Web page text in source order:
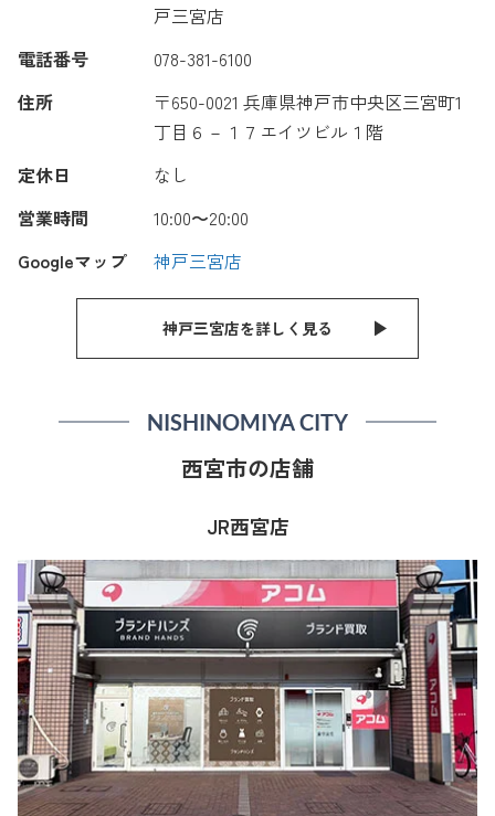
戸三宮店
電話番号
078-381-6100
住所
〒650-0021 兵庫県神戸市中央区三宮町1
丁目６－１７エイツビル１階
定休日
なし
営業時間
10:00〜20:00
Googleマップ
神戸三宮店
神戸三宮店を詳しく見る
NISHINOMIYA CITY
西宮市の店舗
JR西宮店